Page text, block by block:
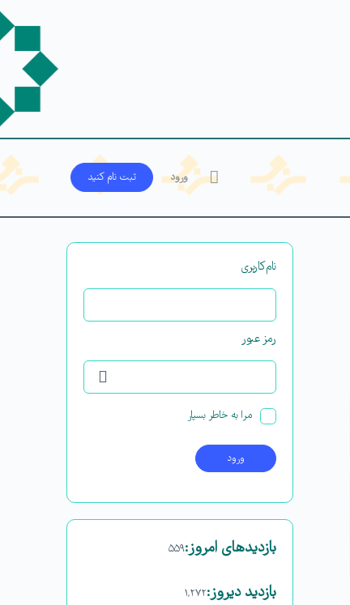
ورود ثبت‌ نام کنید
نام‌کاربری
رمز عبور
مرا به خاطر بسپار
بازدیدهای امروز:۵۵۹
بازدید دیروز:۱,۲۷۲